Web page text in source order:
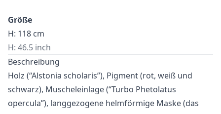
Größe
H: 118 cm
H: 46.5 inch
Beschreibung
Holz (“Alstonia scholaris”), Pigment (rot, weiß und
schwarz), Muscheleinlage (“Turbo Phetolatus
opercula”), langgezogene helmförmige Maske (das